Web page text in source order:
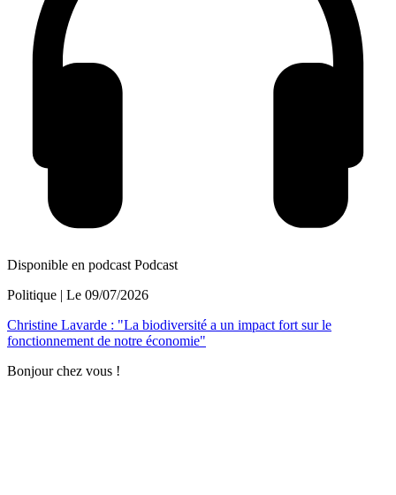
Disponible en podcast Podcast
Politique | Le 09/07/2026
Christine Lavarde : "La biodiversité a un impact fort sur le
fonctionnement de notre économie"
Bonjour chez vous !